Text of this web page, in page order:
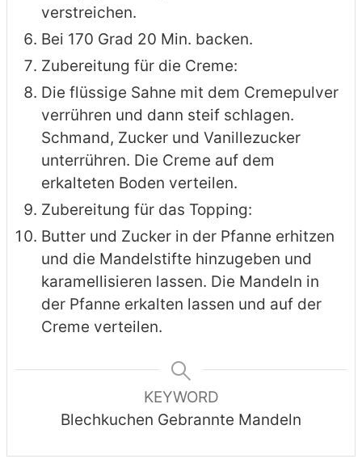
verstreichen.
Bei 170 Grad 20 Min. backen.
Zubereitung für die Creme:
Die flüssige Sahne mit dem Cremepulver
verrühren und dann steif schlagen.
Schmand, Zucker und Vanillezucker
unterrühren. Die Creme auf dem
erkalteten Boden verteilen.
Zubereitung für das Topping:
Butter und Zucker in der Pfanne erhitzen
und die Mandelstifte hinzugeben und
karamellisieren lassen. Die Mandeln in
der Pfanne erkalten lassen und auf der
Creme verteilen.
KEYWORD
Blechkuchen Gebrannte Mandeln